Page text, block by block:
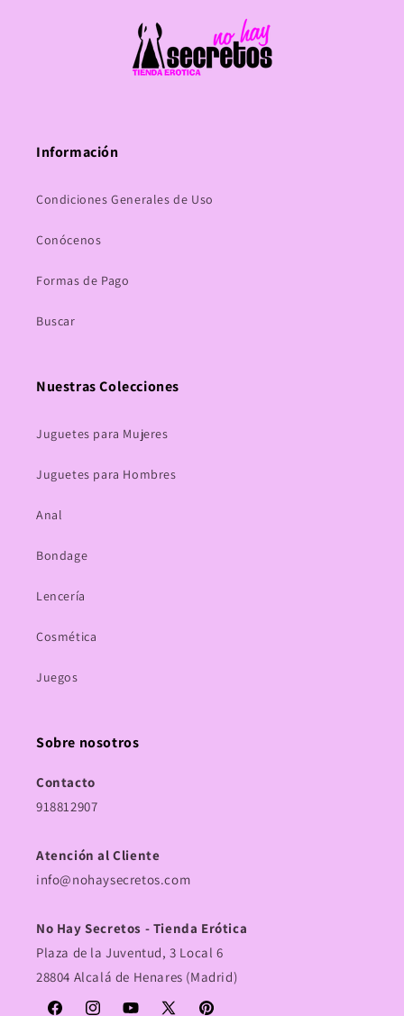
Información
Condiciones Generales de Uso
Conócenos
Formas de Pago
Buscar
Nuestras Colecciones
Juguetes para Mujeres
Juguetes para Hombres
Anal
Bondage
Lencería
Cosmética
Juegos
Sobre nosotros
Contacto
918812907
Atención al Cliente
info@nohaysecretos.com
No Hay Secretos - Tienda Erótica
Plaza de la Juventud, 3 Local 6
28804 Alcalá de Henares (Madrid)